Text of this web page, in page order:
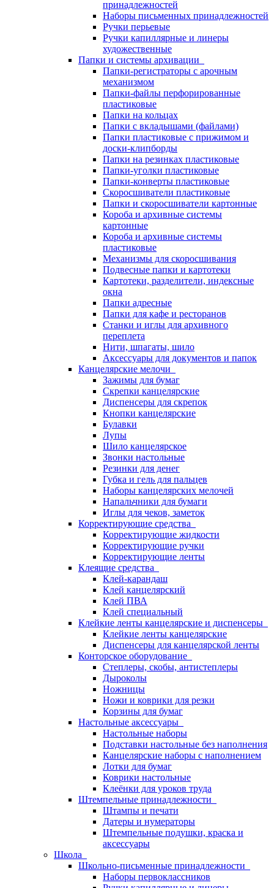
принадлежностей
Наборы письменных принадлежностей
Ручки перьевые
Ручки капиллярные и линеры
художественные
Папки и системы архивации
Папки-регистраторы с арочным
механизмом
Папки-файлы перфорированные
пластиковые
Папки на кольцах
Папки с вкладышами (файлами)
Папки пластиковые с прижимом и
доски-клипборды
Папки на резинках пластиковые
Папки-уголки пластиковые
Папки-конверты пластиковые
Скоросшиватели пластиковые
Папки и скоросшиватели картонные
Короба и архивные системы
картонные
Короба и архивные системы
пластиковые
Механизмы для скоросшивания
Подвесные папки и картотеки
Картотеки, разделители, индексные
окна
Папки адресные
Папки для кафе и ресторанов
Станки и иглы для архивного
переплета
Нити, шпагаты, шило
Аксессуары для документов и папок
Канцелярские мелочи
Зажимы для бумаг
Скрепки канцелярские
Диспенсеры для скрепок
Кнопки канцелярские
Булавки
Лупы
Шило канцелярское
Звонки настольные
Резинки для денег
Губка и гель для пальцев
Наборы канцелярских мелочей
Напальчники для бумаги
Иглы для чеков, заметок
Корректирующие средства
Корректирующие жидкости
Корректирующие ручки
Корректирующие ленты
Клеящие средства
Клей-карандаш
Клей канцелярский
Клей ПВА
Клей специальный
Клейкие ленты канцелярские и диспенсеры
Клейкие ленты канцелярские
Диспенсеры для канцелярской ленты
Конторское оборудование
Степлеры, скобы, антистеплеры
Дыроколы
Ножницы
Ножи и коврики для резки
Корзины для бумаг
Настольные аксессуары
Настольные наборы
Подставки настольные без наполнения
Канцелярские наборы с наполнением
Лотки для бумаг
Коврики настольные
Клеёнки для уроков труда
Штемпельные принадлежности
Штампы и печати
Датеры и нумераторы
Штемпельные подушки, краска и
аксессуары
Школа
Школьно-письменные принадлежности
Наборы первоклассников